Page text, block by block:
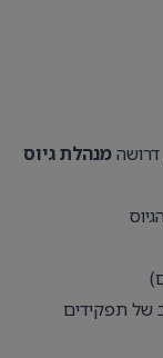
מנהלת גיוס
של תפקידים